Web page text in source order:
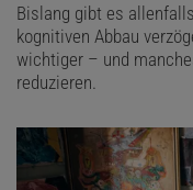
Bislang gibt es
kognitiven Abbau
wichtiger – und
reduzieren.